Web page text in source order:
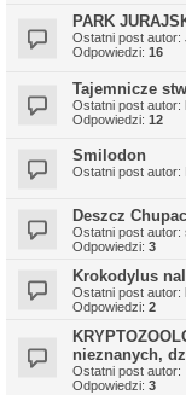
PARK
Ostatni post autor:
Odpowiedzi: 16
Tajemnicze
Ostatni post autor:
Odpowiedzi: 12
Smilodon
Ostatni post autor:
Deszcz
Ostatni post autor:
Odpowiedzi: 3
Krokodylus
Ostatni post autor:
Odpowiedzi: 2
nieznanych,
Ostatni post autor:
Odpowiedzi: 3